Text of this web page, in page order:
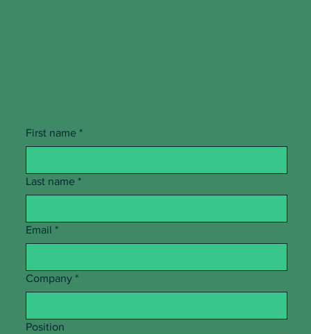
First name *
Last name *
Email *
Company *
Position